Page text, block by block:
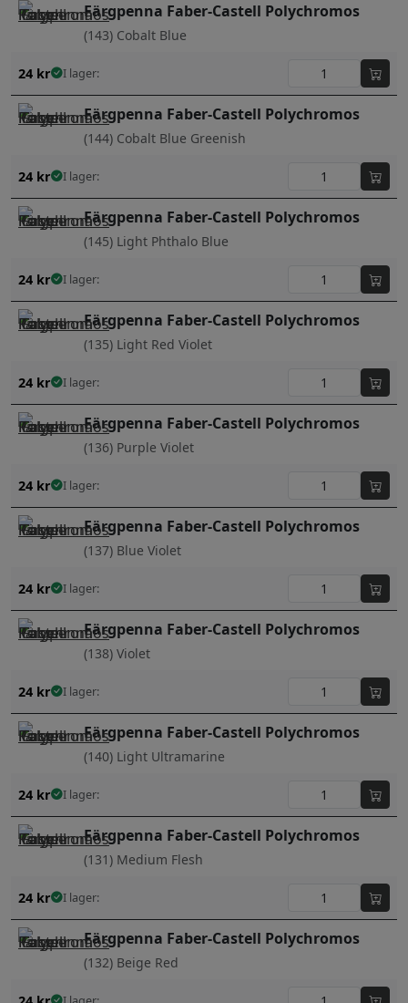
Färgpenna Faber-Castell Polychromos
(143) Cobalt Blue
24 kr I lager:
Färgpenna Faber-Castell Polychromos
(144) Cobalt Blue Greenish
24 kr I lager:
Färgpenna Faber-Castell Polychromos
(145) Light Phthalo Blue
24 kr I lager:
Färgpenna Faber-Castell Polychromos
(135) Light Red Violet
24 kr I lager:
Färgpenna Faber-Castell Polychromos
(136) Purple Violet
24 kr I lager:
Färgpenna Faber-Castell Polychromos
(137) Blue Violet
24 kr I lager:
Färgpenna Faber-Castell Polychromos
(138) Violet
24 kr I lager:
Färgpenna Faber-Castell Polychromos
(140) Light Ultramarine
24 kr I lager:
Färgpenna Faber-Castell Polychromos
(131) Medium Flesh
24 kr I lager:
Färgpenna Faber-Castell Polychromos
(132) Beige Red